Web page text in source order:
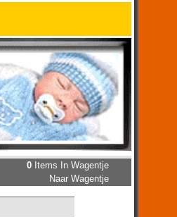
0Items In Wagentje
Naar Wagentje